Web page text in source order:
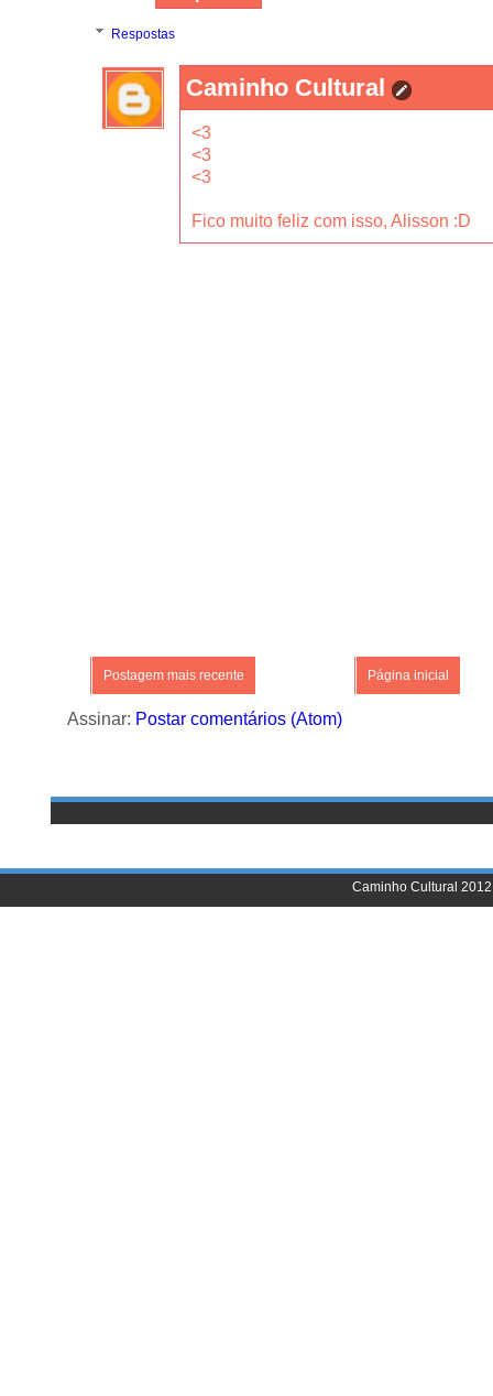
Respostas
Caminho Cultural
<3
<3
<3
Fico muito feliz com isso, Alisson :D
Postagem mais recente Página inicial
Assinar: Postar comentários (Atom)
Caminho Cultural